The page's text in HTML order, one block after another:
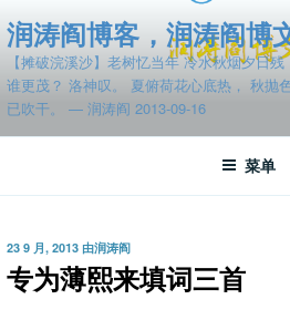
至
容
润涛阎博客，润涛阎博
【摊破浣溪沙】老树忆当年 冷水秋烟夕日
谁更茂？ 洛神叹。 夏俯荷花心底热， 秋抛
已吹干。 — 润涛阎 2013-09-16
菜单
发
于
23 9 月, 2013 由润涛阎
专为薄熙来填词三首